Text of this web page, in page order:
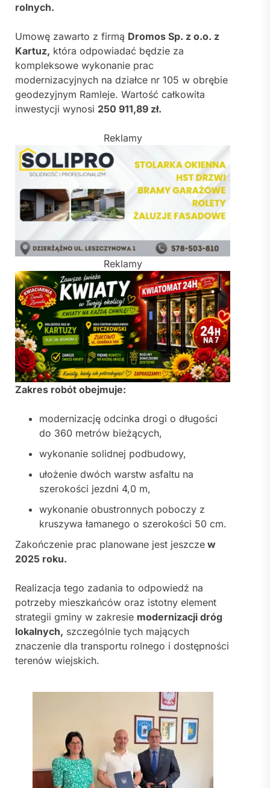
rolnych.
Umowę zawarto z firmą Dromos Sp. z o.o. z
Kartuz, która odpowiadać będzie za
kompleksowe wykonanie prac
modernizacyjnych na działce nr 105 w obrębie
geodezyjnym Ramleje. Wartość całkowita
inwestycji wynosi 250 911,89 zł.
Reklamy
Reklamy
Zakres robót obejmuje:
modernizację odcinka drogi o długości
do 360 metrów bieżących,
wykonanie solidnej podbudowy,
ułożenie dwóch warstw asfaltu na
szerokości jezdni 4,0 m,
wykonanie obustronnych poboczy z
kruszywa łamanego o szerokości 50 cm.
Zakończenie prac planowane jest jeszcze w
2025 roku.
Realizacja tego zadania to odpowiedź na
potrzeby mieszkańców oraz istotny element
strategii gminy w zakresie modernizacji dróg
lokalnych, szczególnie tych mających
znaczenie dla transportu rolnego i dostępności
terenów wiejskich.